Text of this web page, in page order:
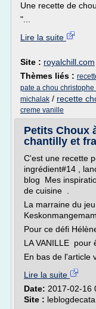
Une recette de
"...
Lire la suite
Site : royalchill.com
Thèmes liés :
pate a chou
michalak / recette
creme vanille
Petits Choux
chantilly et
C'est une recette
ingrédient#14 ,
blog Mes
de cuisine .
La marraine du
Pour ce défi
LA VANILLE pour
En bas de l'article
Lire la suite
Date: 2017-02-16
Site :